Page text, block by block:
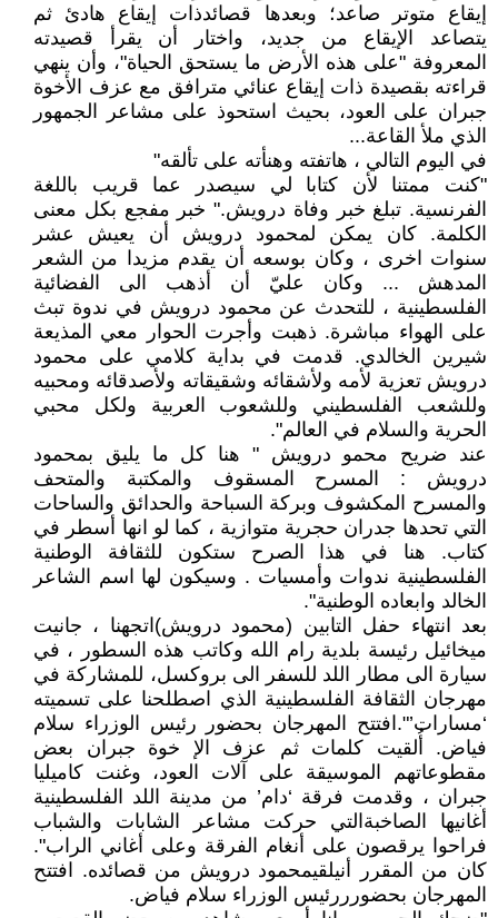
إيقاع متوتر صاعد؛ وبعدها قصائدذات إيقاع هادئ ثم
يتصاعد الإيقاع من جديد، واختار أن يقرأ قصيدته
المعروفة "على هذه الأرض ما يستحق الحياة"، وأن ينهي
قراءته بقصيدة ذات إيقاع عنائي مترافق مع عزف الأخوة
جبران على العود، بحيث استحوذ على مشاعر الجمهور
الذي ملأ القاعة...
في اليوم التالي ، هاتفته وهنأته على تألقه"
"كنت ممتنا لأن كتابا لي سيصدر عما قريب باللغة
الفرنسية. تبلغ خبر وفاة درويش." خبر مفجع بكل معنى
الكلمة. كان يمكن لمحمود درويش أن يعيش عشر
سنوات اخرى ، وكان بوسعه أن يقدم مزيدا من الشعر
المدهش ... وكان عليّ أن أذهب الى الفضائية
الفلسطينية ، للتحدث عن محمود درويش في ندوة تبث
على الهواء مباشرة. ذهبت وأجرت الحوار معي المذيعة
شيرين الخالدي. قدمت في بداية كلامي على محمود
درويش تعزية لأمه ولأشقائه وشقيقاته ولأصدقائه ومحبيه
وللشعب الفلسطيني وللشعوب العربية ولكل محبي
الحرية والسلام في العالم".
عند ضريح محمو درويش " هنا كل ما يليق بمحمود
درويش : المسرح المسقوف والمكتبة والمتحف
والمسرح المكشوف وبركة السباحة والحدائق والساحات
التي تحدها جدران حجرية متوازية ، كما لو انها أسطر في
كتاب. هنا في هذا الصرح ستكون للثقافة الوطنية
الفلسطينية ندوات وأمسيات . وسيكون لها اسم الشاعر
الخالد وابعاده الوطنية".
بعد انتهاء حفل التابين (محمود درويش)اتجهنا ، جانيت
ميخائيل رئيسة بلدية رام الله وكاتب هذه السطور ، في
سيارة الى مطار اللد للسفر الى بروكسل، للمشاركة في
مهرجان الثقافة الفلسطينية الذي اصطلحنا على تسميته
‘مسارات’".افتتح المهرجان بحضور رئيس الوزراء سلام
فياض. أُلقيت كلمات ثم عزف الإ خوة جبران بعض
مقطوعاتهم الموسيقة على آلات العود، وغنت كاميليا
جبران ، وقدمت فرقة ‘دام’ من مدينة اللد الفلسطينية
أغانيها الصاخبةالتي حركت مشاعر الشابات والشباب
فراحوا يرقصون على أنغام الفرقة وعلى أغاني الراب".
كان من المقرر أنيلقيمحمود درويش من قصائده. افتتح
المهرجان بحضورررئيس الوزراء سلام فياض.